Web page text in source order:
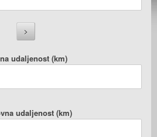
udaljenost (km)
udaljenost (km)